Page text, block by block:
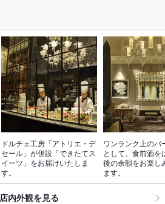
ドルチェ工房「アトリエ・デ
セール」が併設「できたてス
イーツ」をお届けいたしま
す。
ワンランク上のバ
として、食前酒を
後の余韻をお楽し
ます。
店内外観を見る